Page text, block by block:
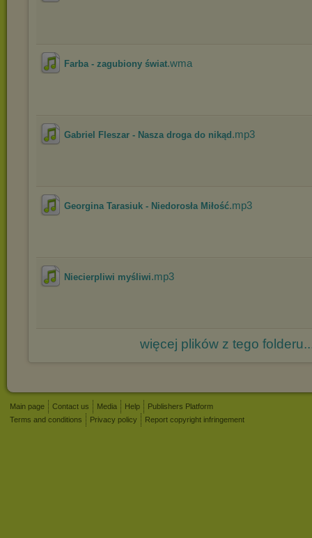
Farba - zagubiony świat.wma
Gabriel Fleszar - Nasza droga do nikąd .mp3
Georgina Tarasiuk - Niedorosła Miłość.mp3
Niecierpliwi myśliwi.mp3
więcej plików z tego
Main page Contact us Media Help
Publishers Platform
Terms and conditions
Privacy policy Report copyright infringement